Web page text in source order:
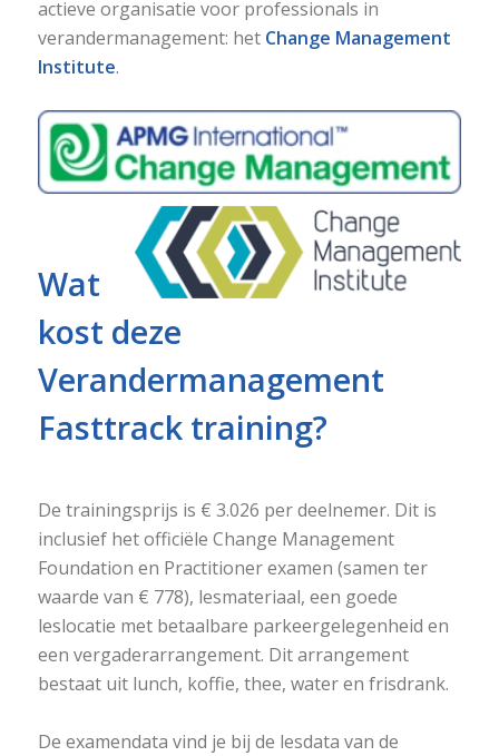
actieve organisatie voor professionals in
verandermanagement: het Change Management
Institute.
Wat
kost deze
Verandermanagement
Fasttrack training?
De trainingsprijs is € 3.026 per deelnemer. Dit is
inclusief het officiële Change Management
Foundation en Practitioner examen (samen ter
waarde van € 778), lesmateriaal, een goede
leslocatie met betaalbare parkeergelegenheid en
een vergaderarrangement. Dit arrangement
bestaat uit lunch, koffie, thee, water en frisdrank.
De examendata vind je bij de lesdata van de